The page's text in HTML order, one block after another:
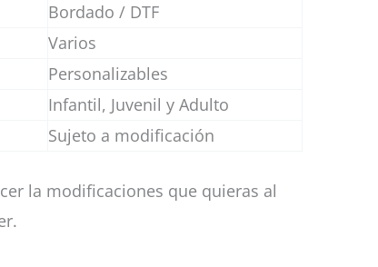
Bordado / DTF
Varios
Personalizables
Infantil, Juvenil y Adulto
Sujeto a modificación
la modificaciones que quieras al